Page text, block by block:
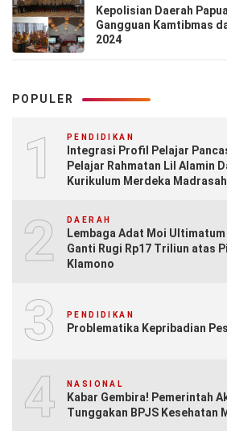
Kepolisian Daerah
Gangguan Kamtibmas
2024
POPULER
1 PENDIDIKAN
Integrasi Profil Pelajar
Pelajar Rahmatan Lil Alamin
Kurikulum Merdeka Madrasah
2 DAERAH
Lembaga Adat Moi
Ganti Rugi Rp17 Triliun atas
Klamono
3 PENDIDIKAN
Problematika Kepribadian
4 NASIONAL
Kabar Gembira! Pemerintah
Tunggakan BPJS Kesehatan